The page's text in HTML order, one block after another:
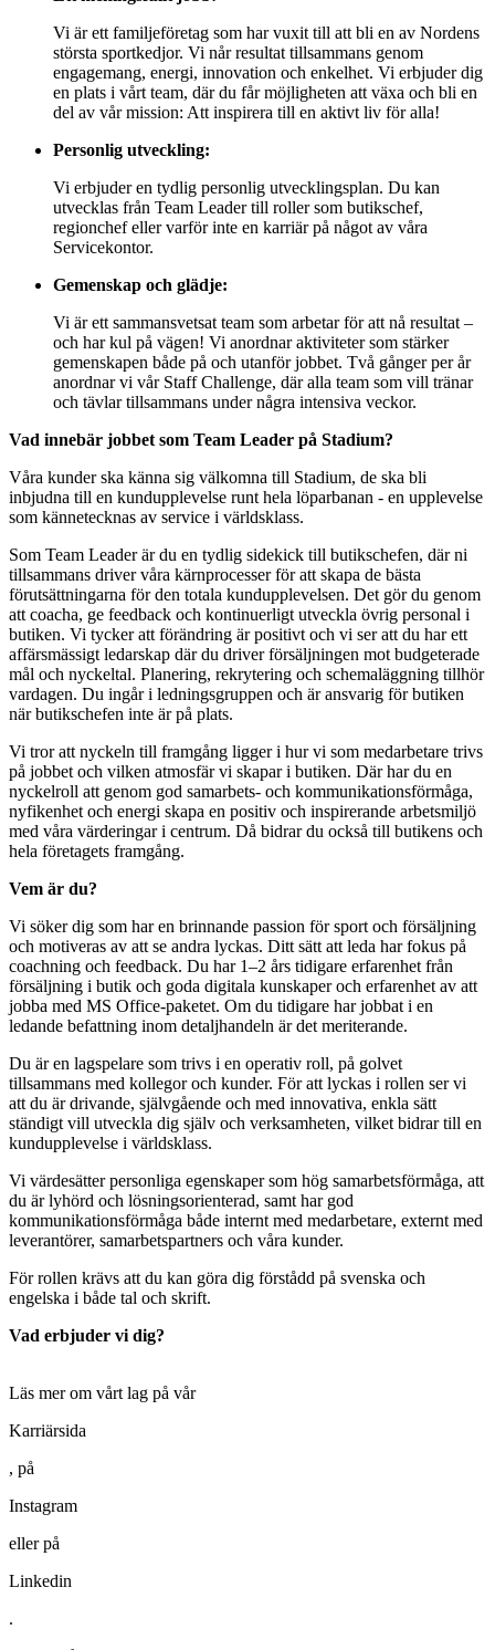
Vi är ett familjeföretag som har vuxit till att bli en av Nordens
största sportkedjor. Vi når resultat tillsammans genom
engagemang, energi, innovation och enkelhet. Vi erbjuder dig
en plats i vårt team, där du får möjligheten att växa och bli en
del av vår mission: Att inspirera till en aktivt liv för alla!
Personlig utveckling:
Vi erbjuder en tydlig personlig utvecklingsplan. Du kan
utvecklas från Team Leader till roller som butikschef,
regionchef eller varför inte en karriär på något av våra
Servicekontor.
Gemenskap och glädje:
Vi är ett sammansvetsat team som arbetar för att nå resultat –
och har kul på vägen! Vi anordnar aktiviteter som stärker
gemenskapen både på och utanför jobbet. Två gånger per år
anordnar vi vår Staff Challenge, där alla team som vill tränar
och tävlar tillsammans under några intensiva veckor.
Vad innebär jobbet som Team Leader på Stadium?
Våra kunder ska känna sig välkomna till Stadium, de ska bli
inbjudna till en kundupplevelse runt hela löparbanan - en upplevelse
som kännetecknas av service i världsklass.
Som Team Leader är du en tydlig sidekick till butikschefen, där ni
tillsammans driver våra kärnprocesser för att skapa de bästa
förutsättningarna för den totala kundupplevelsen. Det gör du genom
att coacha, ge feedback och kontinuerligt utveckla övrig personal i
butiken. Vi tycker att förändring är positivt och vi ser att du har ett
affärsmässigt ledarskap där du driver försäljningen mot budgeterade
mål och nyckeltal. Planering, rekrytering och schemaläggning tillhör
vardagen. Du ingår i ledningsgruppen och är ansvarig för butiken
när butikschefen inte är på plats.
Vi tror att nyckeln till framgång ligger i hur vi som medarbetare trivs
på jobbet och vilken atmosfär vi skapar i butiken. Där har du en
nyckelroll att genom god samarbets- och kommunikationsförmåga,
nyfikenhet och energi skapa en positiv och inspirerande arbetsmiljö
med våra värderingar i centrum. Då bidrar du också till butikens och
hela företagets framgång.
Vem är du?
Vi söker dig som har en brinnande passion för sport och försäljning
och motiveras av att se andra lyckas. Ditt sätt att leda har fokus på
coachning och feedback. Du har 1–2 års tidigare erfarenhet från
försäljning i butik och goda digitala kunskaper och erfarenhet av att
jobba med MS Office-paketet. Om du tidigare har jobbat i en
ledande befattning inom detaljhandeln är det meriterande.
Du är en lagspelare som trivs i en operativ roll, på golvet
tillsammans med kollegor och kunder. För att lyckas i rollen ser vi
att du är drivande, självgående och med innovativa, enkla sätt
ständigt vill utveckla dig själv och verksamheten, vilket bidrar till en
kundupplevelse i världsklass.
Vi värdesätter personliga egenskaper som hög samarbetsförmåga, att
du är lyhörd och lösningsorienterad, samt har god
kommunikationsförmåga både internt med medarbetare, externt med
leverantörer, samarbetspartners och våra kunder.
För rollen krävs att du kan göra dig förstådd på svenska och
engelska i både tal och skrift.
Vad erbjuder vi dig?
Läs mer om vårt lag på vår
Karriärsida
, på
Instagram
eller på
Linkedin
.